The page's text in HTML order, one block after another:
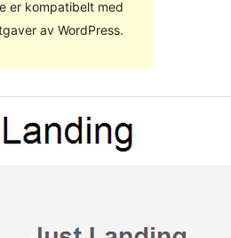
er kompatibelt med
av WordPress.